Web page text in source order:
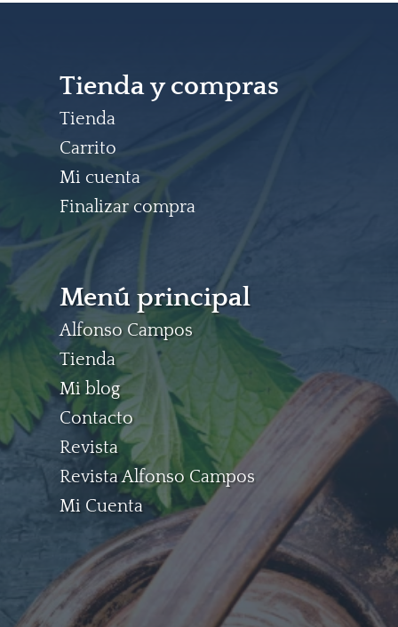
Tienda y compras
Tienda
Carrito
Mi cuenta
Finalizar compra
Menú principal
Alfonso Campos
Tienda
Mi blog
Contacto
Revista
Revista Alfonso Campos
Mi Cuenta